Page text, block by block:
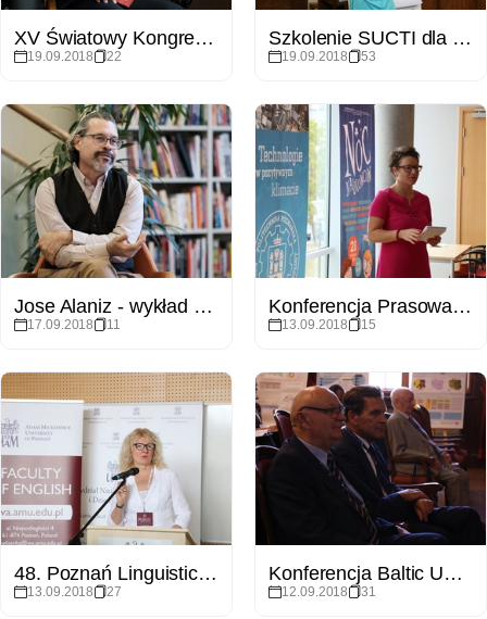
XV Światowy Kongres Prawa Rolnego na Wydziale Prawa i Administracji UAM
19.09.2018 22
Szkolenie SUCTI dla pracowników UAM
19.09.2018 53
Jose Alaniz - wykład w Czytelni Nova Biblioteka Uniwersytecka
17.09.2018 11
Konferencja Prasowa - Noc Naukowców 2018
13.09.2018 15
48. Poznań Linguistic Meeting
13.09.2018 27
Konferencja Baltic University Programme „Current Challenges of Local and Regional Development”
12.09.2018 31